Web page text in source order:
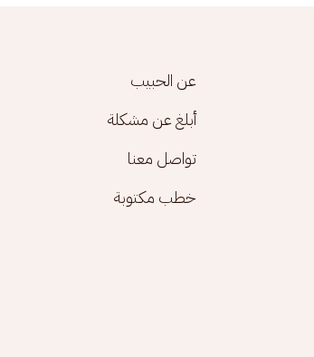
Footer menu
عن الحبيب
أبلغ عن مشكلة
تواصل معنا
خطب مكتوبة